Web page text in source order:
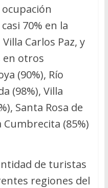
70% en la
Carlos Paz, y
en otros
(90%), Río
(98%), Villa
Santa Rosa de
Cumbrecita (85%)
de turistas
regiones del